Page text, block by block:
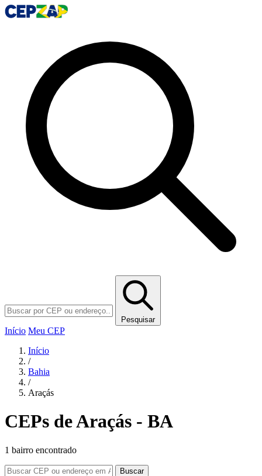
Pesquisar
Início Meu CEP
Início
/
Bahia
/
Araçás
CEPs de Araçás - BA
1 bairro encontrado
Buscar